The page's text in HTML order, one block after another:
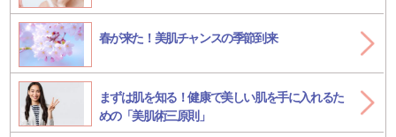
春が来た！美肌チャンスの季節到来
まずは肌を知る！健康で美しい肌を手に入れるた
めの「美肌術三原則」